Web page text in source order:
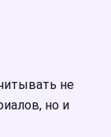
не
но и